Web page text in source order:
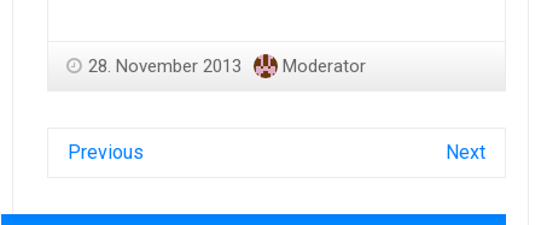
28. November 2013 Moderator
Previous Next